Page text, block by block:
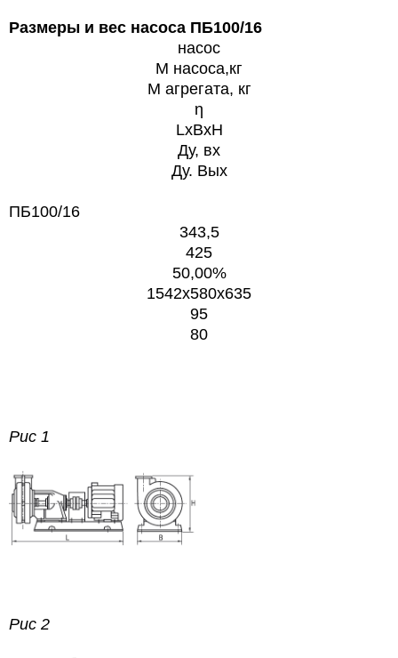
Размеры и вес насоса ПБ100/16
насос
M насоса,кг
M агрегата, кг
η
LxBxH
Ду, вх
Ду. Вых
ПБ100/16
343,5
425
50,00%
1542x580x635
95
80
Рис 1
Рис 2